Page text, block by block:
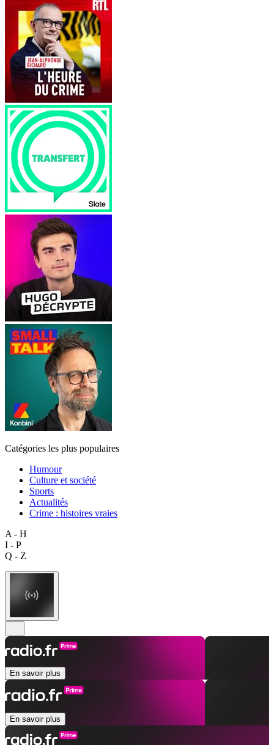
Catégories les plus populaires
Humour
Culture et société
Sports
Actualités
Crime : histoires vraies
A - H
I - P
Q - Z
En savoir plus
En savoir plus